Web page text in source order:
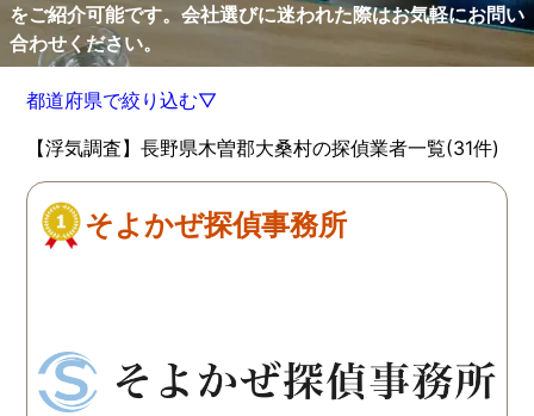
をご紹介可能です。会社選びに迷われた際はお気軽にお問い
合わせください。
都道府県で絞り込む▽
【浮気調査】長野県木曽郡大桑村の探偵業者一覧(31件)
そよかぜ探偵事務所